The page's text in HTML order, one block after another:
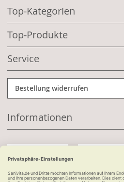
Top-Kategorien
Top-Produkte
Service
Bestellung widerrufen
Informationen